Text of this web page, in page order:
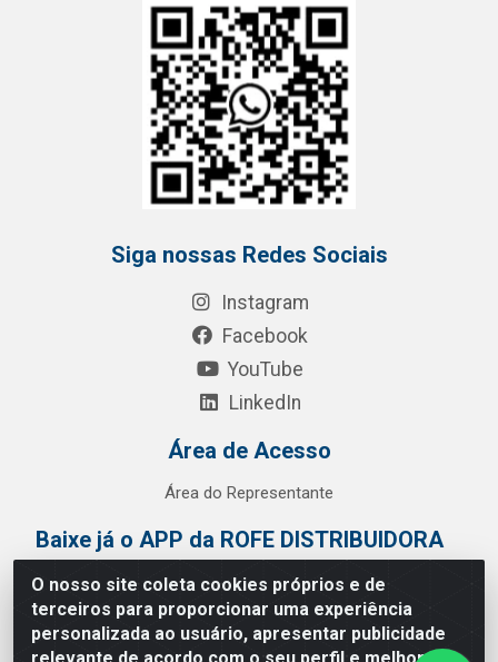
O nosso site coleta cookies próprios e de
terceiros para proporcionar uma experiência
personalizada ao usuário, apresentar publicidade
Siga nossas Redes Sociais
Instagram
Facebook
YouTube
LinkedIn
Área de Acesso
Área do Representante
Baixe já o APP da ROFE DISTRIBUIDORA